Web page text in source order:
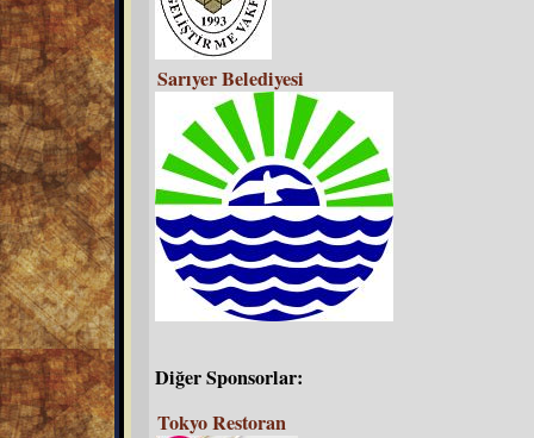
Sarıyer Belediyesi
Diğer Sponsorlar:
Tokyo Restoran